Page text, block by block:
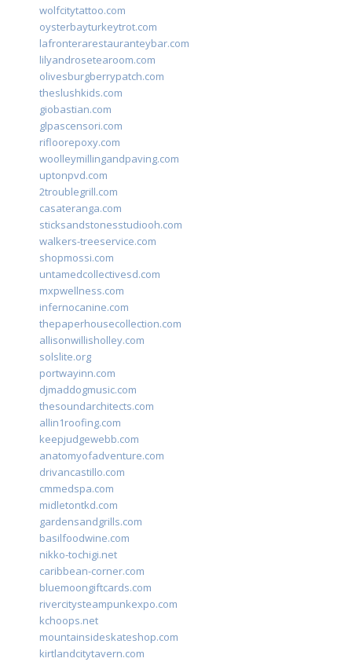
wolfcitytattoo.com
oysterbayturkeytrot.com
lafronterarestauranteybar.com
lilyandrosetearoom.com
olivesburgberrypatch.com
theslushkids.com
giobastian.com
glpascensori.com
rifloorepoxy.com
woolleymillingandpaving.com
uptonpvd.com
2troublegrill.com
casateranga.com
sticksandstonesstudiooh.com
walkers-treeservice.com
shopmossi.com
untamedcollectivesd.com
mxpwellness.com
infernocanine.com
thepaperhousecollection.com
allisonwillisholley.com
solslite.org
portwayinn.com
djmaddogmusic.com
thesoundarchitects.com
allin1roofing.com
keepjudgewebb.com
anatomyofadventure.com
drivancastillo.com
cmmedspa.com
midletontkd.com
gardensandgrills.com
basilfoodwine.com
nikko-tochigi.net
caribbean-corner.com
bluemoongiftcards.com
rivercitysteampunkexpo.com
kchoops.net
mountainsideskateshop.com
kirtlandcitytavern.com